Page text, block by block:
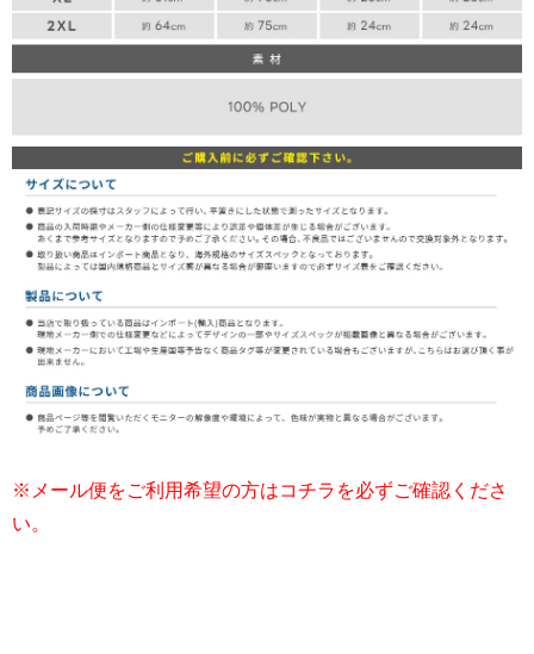
※メール便をご利用希望の方はコチラを必ずご確認くださ
い。